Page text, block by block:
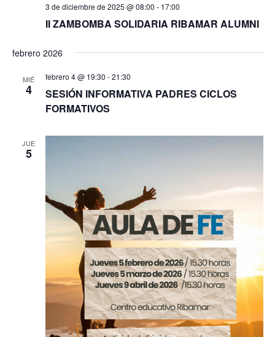
3 de diciembre de 2025 @ 08:00 - 17:00
II ZAMBOMBA SOLIDARIA RIBAMAR ALUMNI
febrero 2026
MIÉ
4
febrero 4 @ 19:30 -21:30
SESIÓN INFORMATIVA PADRES CICLOS
FORMATIVOS
JUE
5